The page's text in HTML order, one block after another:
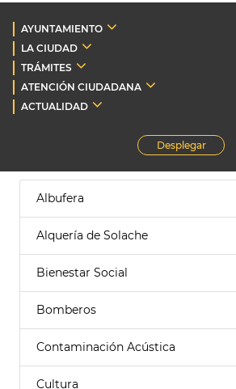
AYUNTAMIENTO
LA CIUDAD
TRÁMITES
ATENCIÓN CIUDADANA
ACTUALIDAD
Desplegar
Albufera
Alquería de Solache
Bienestar Social
Bomberos
Contaminación Acústica
Cultura